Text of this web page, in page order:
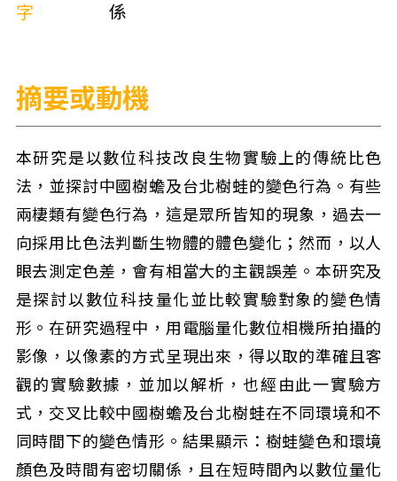
字
係
摘要或動機
本研究是以數位科技改良生物實驗上的傳統比色
法，並探討中國樹蟾及台北樹蛙的變色行為。有些
兩棲類有變色行為，這是眾所皆知的現象，過去一
向採用比色法判斷生物體的體色變化；然而，以人
眼去測定色差，會有相當大的主觀誤差。本研究及
是探討以數位科技量化並比較實驗對象的變色情
形。在研究過程中，用電腦量化數位相機所拍攝的
影像，以像素的方式呈現出來，得以取的準確且客
觀的實驗數據，並加以解析，也經由此一實驗方
式，交叉比較中國樹蟾及台北樹蛙在不同環境和不
同時間下的變色情形。結果顯示：樹蛙變色和環境
顏色及時間有密切關係，且在短時間內以數位量化